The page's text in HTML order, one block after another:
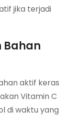
jika terjadi
Bahan
aktif keras
Vitamin C
di waktu yang